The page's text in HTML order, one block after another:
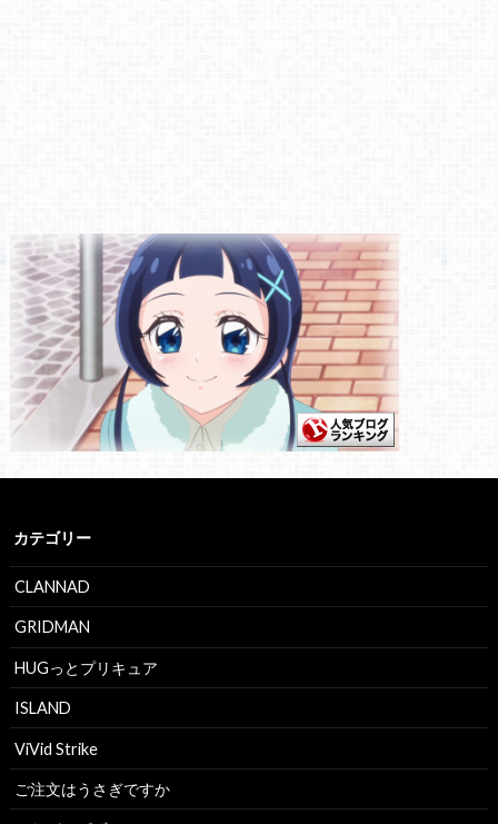
カテゴリー
CLANNAD
GRIDMAN
HUGっとプリキュア
ISLAND
ViVid Strike
ご注文はうさぎですか